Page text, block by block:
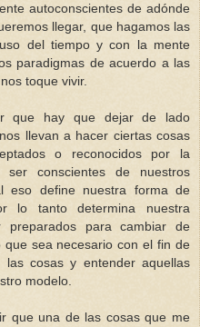
autoconscientes de adónde
llegar, que hagamos las
del tiempo y con la mente
paradigmas de acuerdo a las
toque vivir.
que hay que dejar de lado
llevan a hacer ciertas cosas
o reconocidos por la
ser conscientes de nuestros
eso define nuestra forma de
lo tanto determina nuestra
preparados para cambiar de
sea necesario con el fin de
cosas y entender aquellas
modelo.
que una de las cosas que me